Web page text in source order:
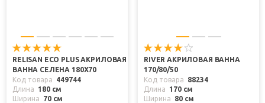
RELISAN ECO PLUS АКРИЛОВАЯ
ВАННА СЕЛЕНА 180X70
Код товара
449744
Длина
180 см
Ширина
70 см
RIVER АКРИЛОВАЯ ВАННА
170/80/50
Код товара
88234
Длина
170 см
Ширина
80 см